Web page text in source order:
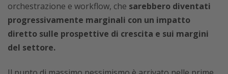
orchestrazione e workflow, che sarebbero diventati
progressivamente marginali con un impatto
diretto sulle prospettive di crescita e sui margini
del settore.